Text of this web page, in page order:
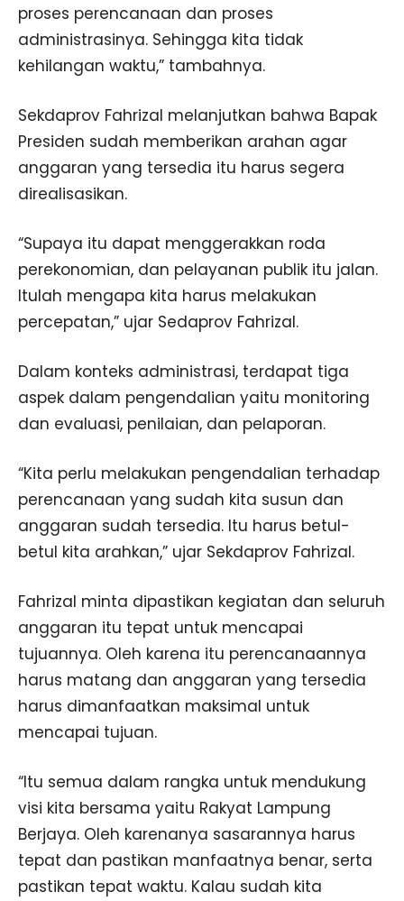
proses perencanaan dan proses
administrasinya. Sehingga kita tidak
kehilangan waktu,” tambahnya.
Sekdaprov Fahrizal melanjutkan bahwa Bapak
Presiden sudah memberikan arahan agar
anggaran yang tersedia itu harus segera
direalisasikan.
“Supaya itu dapat menggerakkan roda
perekonomian, dan pelayanan publik itu jalan.
Itulah mengapa kita harus melakukan
percepatan,” ujar Sedaprov Fahrizal.
Dalam konteks administrasi, terdapat tiga
aspek dalam pengendalian yaitu monitoring
dan evaluasi, penilaian, dan pelaporan.
“Kita perlu melakukan pengendalian terhadap
perencanaan yang sudah kita susun dan
anggaran sudah tersedia. Itu harus betul-
betul kita arahkan,” ujar Sekdaprov Fahrizal.
Fahrizal minta dipastikan kegiatan dan seluruh
anggaran itu tepat untuk mencapai
tujuannya. Oleh karena itu perencanaannya
harus matang dan anggaran yang tersedia
harus dimanfaatkan maksimal untuk
mencapai tujuan.
“Itu semua dalam rangka untuk mendukung
visi kita bersama yaitu Rakyat Lampung
Berjaya. Oleh karenanya sasarannya harus
tepat dan pastikan manfaatnya benar, serta
pastikan tepat waktu. Kalau sudah kita